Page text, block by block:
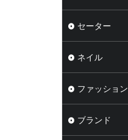
セーター
ネイル
ファッション
ブランド